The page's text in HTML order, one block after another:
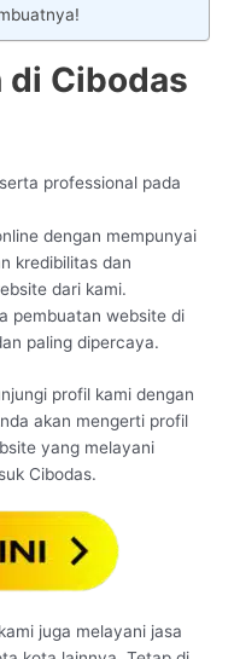
di Cibodas
professional pada
dengan mempunyai
kredibilitas dan
dari kami.
pembuatan website di
paling dipercaya.
profil kami dengan
akan mengerti profil
yang melayani
Cibodas.
juga melayani jasa